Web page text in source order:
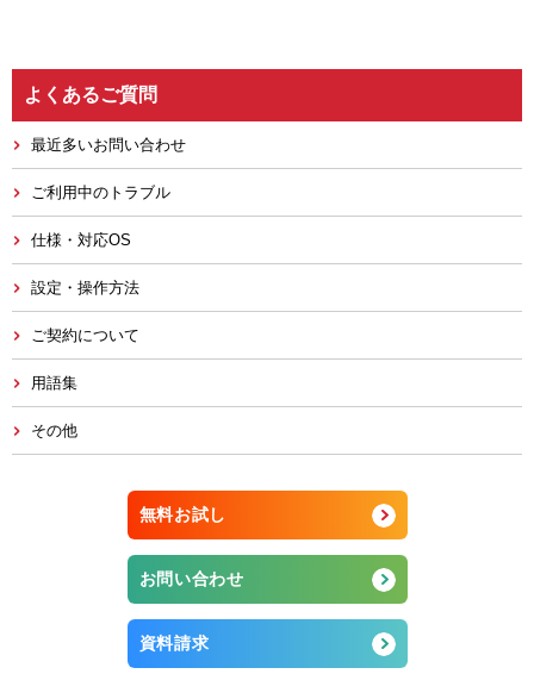
よくあるご質問
最近多いお問い合わせ
ご利用中のトラブル
仕様・対応OS
設定・操作方法
ご契約について
用語集
その他
無料お試し
お問い合わせ
資料請求